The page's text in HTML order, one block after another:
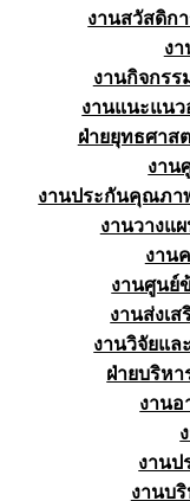
งานสวัสดิก
ง
งานกิจกรร
งานแนะแน
ฝ่ายยุทธศาส
งาน
งานประกันคุณภา
งานวางแ
งาน
งานศูนย์
งานส่งเ
งานวิจัยแ
ฝ่ายบริห
งาน
งานป
งานบ